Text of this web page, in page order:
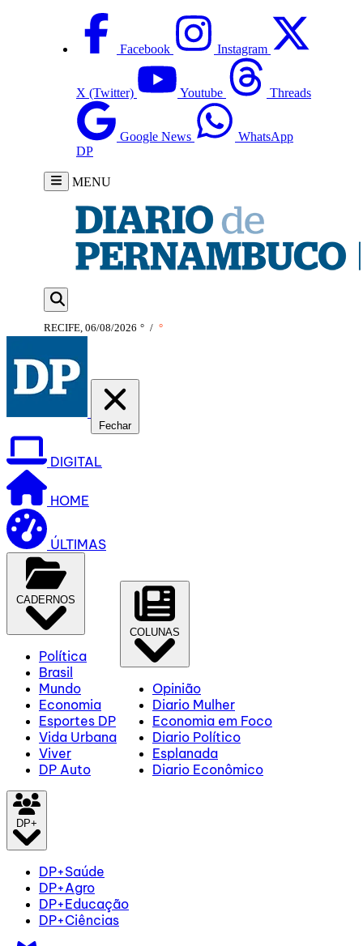
Facebook Instagram
X (Twitter) Youtube Threads
Google News
WhatsApp
DP
MENU
RECIFE, 06/08/2026 ° / °
Fechar
DIGITAL
HOME
ÚLTIMAS
CADERNOS
Política
Brasil
Mundo
Economia
Esportes DP
Vida Urbana
Viver
DP Auto
COLUNAS
Opinião
Diario Mulher
Economia em Foco
Diario Político
Esplanada
Diario Econômico
DP+
DP+Saúde
DP+Agro
DP+Educação
DP+Ciências